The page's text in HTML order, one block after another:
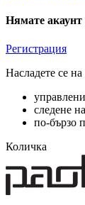
Нямате акаунт
Регистрация
Насладете се
следене
по-бързо
Количка